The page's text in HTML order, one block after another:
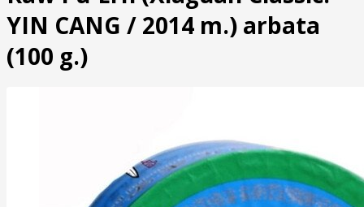
YIN CANG / 2014 m.) arbata
(100 g.)